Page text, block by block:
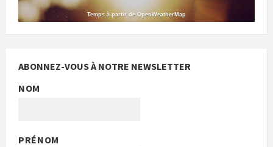
Temps à partir de OpenWeatherMap
ABONNEZ-VOUS À NOTRE NEWSLETTER
NOM
PRÉNOM